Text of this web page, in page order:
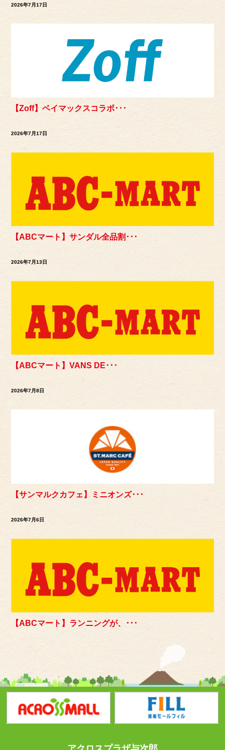
2026年7月17日
【Zoff】ベイマックスコラボ･･･
2026年7月17日
【ABCマート】サンダル全品割･･･
2026年7月13日
【ABCマート】VANS DE･･･
2026年7月8日
【サンマルクカフェ】ミニオンズ･･･
2026年7月6日
【ABCマート】ランニングが、･･･